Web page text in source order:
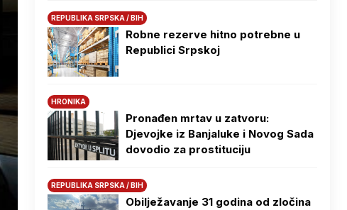
REPUBLIKA SRPSKA / BIH
Robne rezerve hitno potrebne u
Republici Srpskoj
HRONIKA
Pronađen mrtav u zatvoru:
Djevojke iz Banjaluke i Novog Sada
dovodio za prostituciju
REPUBLIKA SRPSKA / BIH
Obilježavanje 31 godina od zločina